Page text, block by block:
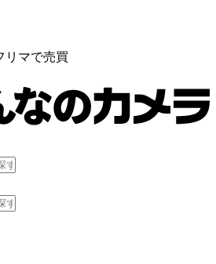
リマで売買